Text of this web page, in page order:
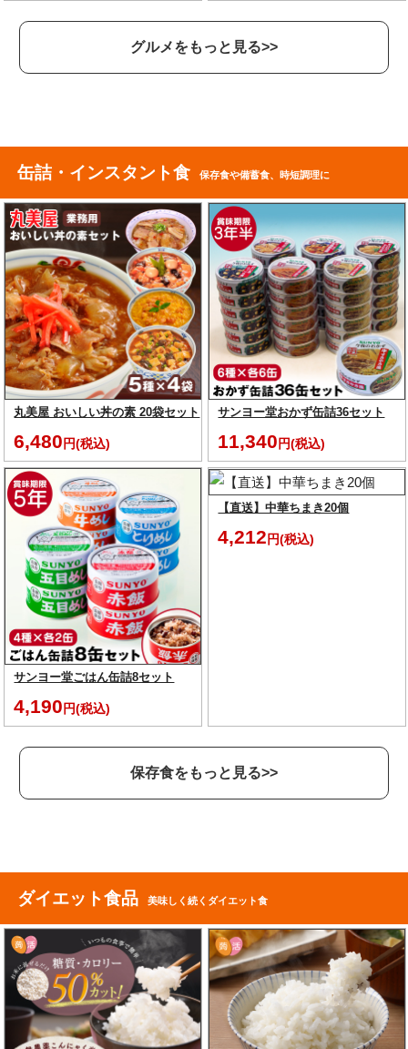
グルメをもっと見る>>
缶詰・インスタント食 保存食や備蓄食、時短調理に
丸美屋 おいしい丼の素 20袋セット
6,480円(税込)
サンヨー堂おかず缶詰36セット
11,340円(税込)
サンヨー堂ごはん缶詰8セット
4,190円(税込)
【直送】中華ちまき20個
4,212 円(税込)
保存食をもっと見る>>
ダイエット食品 美味しく続くダイエット食